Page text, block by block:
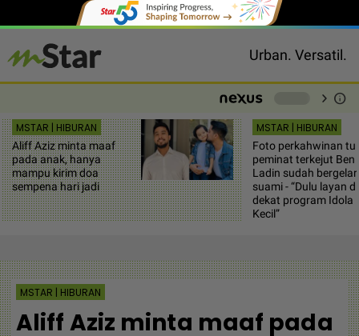
Urban. Versatil.
chevron_right info
MSTAR | HIBURAN
Aliff Aziz minta maaf
pada anak, hanya
mampu kirim doa
sempena hari jadi
MSTAR | HIBURAN
Foto perkahwinan
peminat terkejut Ben
Ladin sudah bergelar
suami - “Dulu layan
dekat program Idola
Kecil”
MSTAR | HIBURAN
Aliff Aziz minta maaf pada